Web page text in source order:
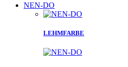
NEN-DO
LEHMFARBE